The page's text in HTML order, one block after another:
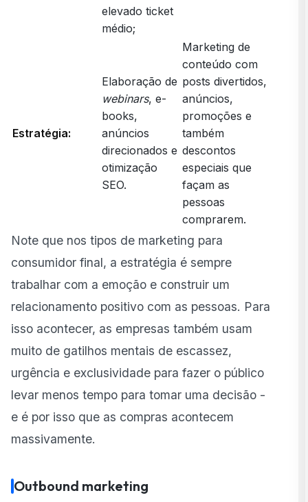
elevado ticket
médio;
Estratégia:
Elaboração de
webinars, e-
books,
anúncios
direcionados e
otimização
SEO.
Marketing de
conteúdo com
posts divertidos,
anúncios,
promoções e
também
descontos
especiais que
façam as
pessoas
comprarem.
Note que nos tipos de marketing para
consumidor final, a estratégia é sempre
trabalhar com a emoção e construir um
relacionamento positivo com as pessoas. Para
isso acontecer, as empresas também usam
muito de gatilhos mentais de escassez,
urgência e exclusividade para fazer o público
levar menos tempo para tomar uma decisão -
e é por isso que as compras acontecem
massivamente.
Outbound marketing